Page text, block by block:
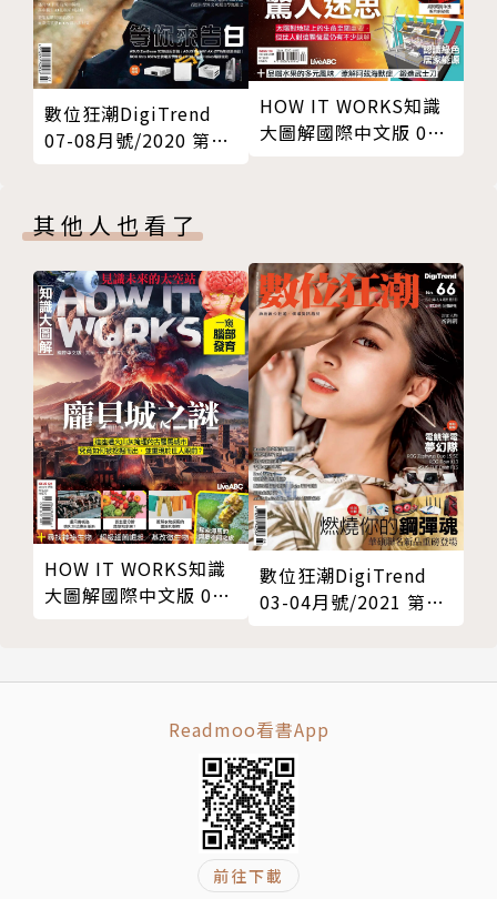
數位狂潮DigiTrend
07-08月號/2020 第62
HOW IT WORKS知識
大圖解國際中文版 03
其他人也看了
HOW IT WORKS知識
大圖解國際中文版 01
數位狂潮DigiTrend
03-04月號/2021 第66
Readmoo看書App
前往下載